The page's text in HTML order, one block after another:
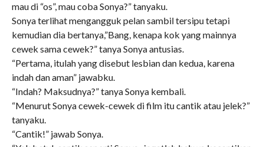
mau di “os”, mau coba Sonya?” tanyaku.
Sonya terlihat mengangguk pelan sambil tersipu tetapi
kemudian dia bertanya,”Bang, kenapa kok yang mainnya
cewek sama cewek?” tanya Sonya antusias.
“Pertama, itulah yang disebut lesbian dan kedua, karena
indah dan aman” jawabku.
“Indah? Maksudnya?” tanya Sonya kembali.
“Menurut Sonya cewek-cewek di film itu cantik atau jelek?”
tanyaku.
“Cantik!” jawab Sonya.